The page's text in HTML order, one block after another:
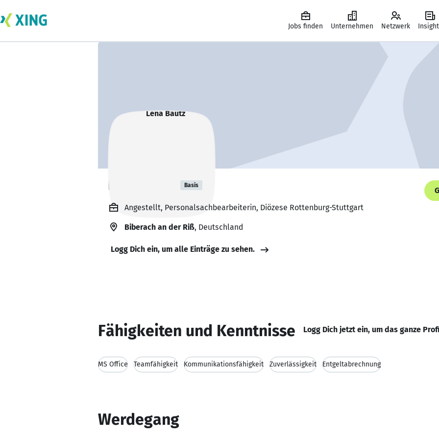
Jobs finden Unternehmen Netzwerk
Lena Bautz Basis
Angestellt, Personalsachbearbeiterin, Diözese Rottenburg-Stuttgart
Biberach an der Riß, Deutschland
Logg Dich ein, um alle Einträge zu sehen.
Fähigkeiten und Kenntnisse Logg Dich jetzt ein, um das ganze
MS Office Teamfähigkeit Kommunikationsfähigkeit Zuverlässigkeit Entgeltabrechnung
Werdegang